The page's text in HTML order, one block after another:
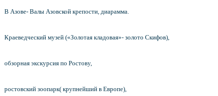
В Азове- Валы Азовской крепости, диарамма.
Краеведческий музей («Золотая кладовая»- золото Скифов),
обзорная экскурсия по Ростову,
ростовский зоопарк( крупнейший в Европе),